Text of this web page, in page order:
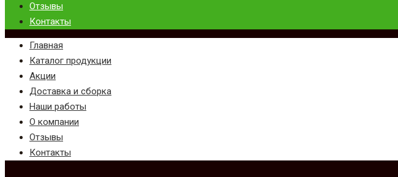
Отзывы
Контакты
Главная
Каталог продукции
Акции
Доставка и сборка
Наши работы
О компании
Отзывы
Контакты